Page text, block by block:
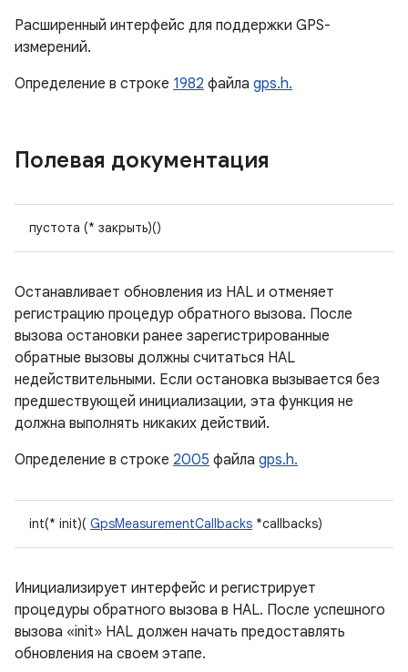
Расширенный интерфейс для поддержки GPS-
измерений.
Определение в строке 1982 файла gps.h.
Полевая документация
пустота (* закрыть)()
Останавливает обновления из HAL и отменяет
регистрацию процедур обратного вызова. После
вызова остановки ранее зарегистрированные
обратные вызовы должны считаться HAL
недействительными. Если остановка вызывается без
предшествующей инициализации, эта функция не
должна выполнять никаких действий.
Определение в строке 2005 файла gps.h.
int(* init)( GpsMeasurementCallbacks *callbacks)
Инициализирует интерфейс и регистрирует
процедуры обратного вызова в HAL. После успешного
вызова «init» HAL должен начать предоставлять
обновления на своем этапе.